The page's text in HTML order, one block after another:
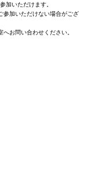
加いただけます。
参加いただけない場合がござ
お問い合わせください。